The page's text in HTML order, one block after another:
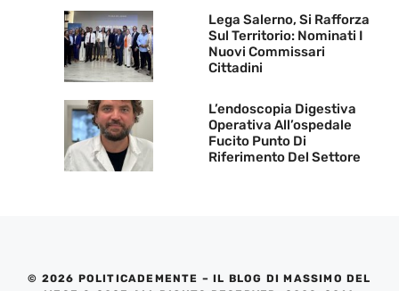
Lega Salerno, Si Rafforza
Sul Territorio: Nominati I
Nuovi Commissari
Cittadini
L’endoscopia Digestiva
Operativa All’ospedale
Fucito Punto Di
Riferimento Del Settore
© 2026 POLITICADEMENTE – IL BLOG DI MASSIMO DEL